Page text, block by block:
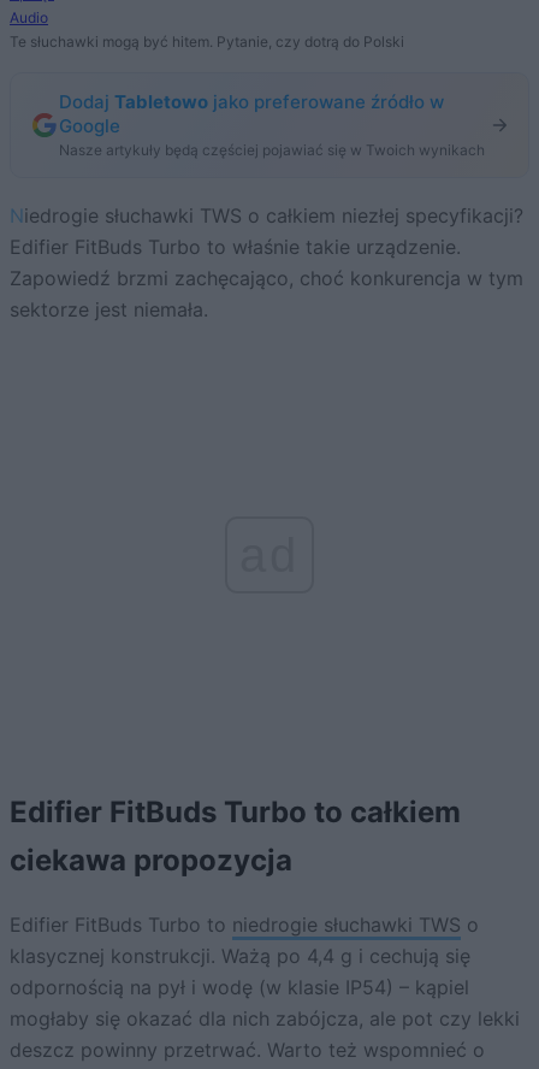
Audio
Te słuchawki mogą być hitem. Pytanie, czy dotrą do Polski
Dodaj Tabletowo jako preferowane źródło w
Google
Nasze artykuły będą częściej pojawiać się w Twoich wynikach
Niedrogie słuchawki TWS o całkiem niezłej specyfikacji?
Edifier FitBuds Turbo to właśnie takie urządzenie.
Zapowiedź brzmi zachęcająco, choć konkurencja w tym
sektorze jest niemała.
Edifier FitBuds Turbo to całkiem
ciekawa propozycja
Edifier FitBuds Turbo to niedrogie słuchawki TWS o
klasycznej konstrukcji. Ważą po 4,4 g i cechują się
odpornością na pył i wodę (w klasie IP54) – kąpiel
mogłaby się okazać dla nich zabójcza, ale pot czy lekki
deszcz powinny przetrwać. Warto też wspomnieć o